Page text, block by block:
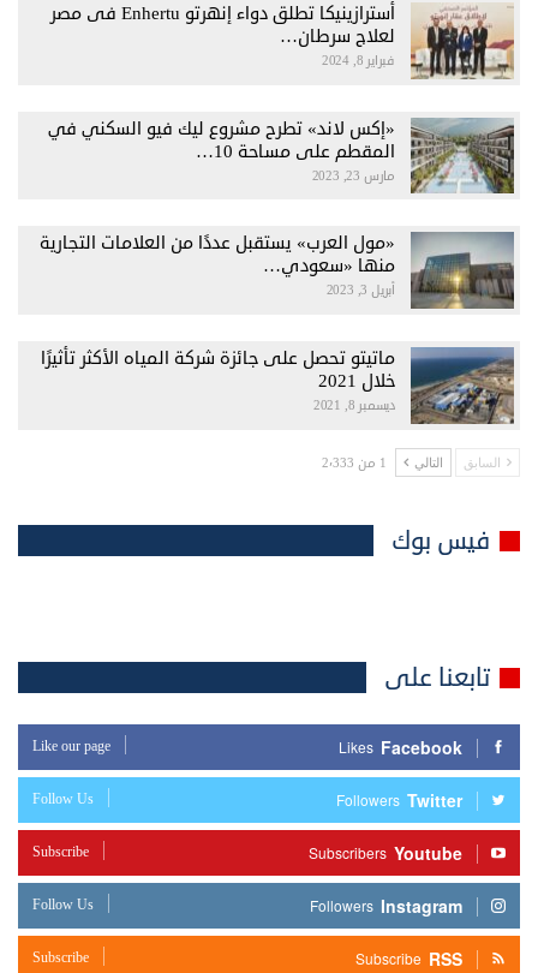
أسترازينيكا تطلق دواء إنهرتو Enhertu فى مصر
لعلاج سرطان…
فبراير 8, 2024
«إكس لاند» تطرح مشروع ليك فيو السكني في
المقطم على مساحة 10…
مارس 23, 2023
«مول العرب» يستقبل عددًا من العلامات التجارية
منها «سعودي…
أبريل 3, 2023
ماتيتو تحصل على جائزة شركة المياه الأكثر تأثيرًا
خلال 2021
ديسمبر 8, 2021
السابق التالي 1 من 2٬333
فيس بوك
تابعنا على
Facebook
Likes
Like our page
Twitter
Followers
Follow Us
Youtube
Subscribers
Subscribe
Instagram
Followers
Follow Us
RSS
Subscribe
Subscribe